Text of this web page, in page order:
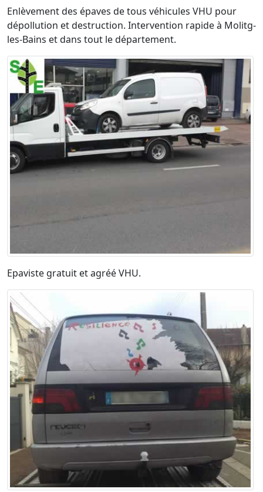
Enlèvement des épaves de tous véhicules VHU pour
dépollution et destruction. Intervention rapide à Molitg-
les-Bains et dans tout le département.
Epaviste gratuit et agréé VHU.